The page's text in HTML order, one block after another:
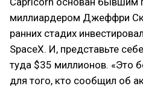
миллиардером Джеффри
ранних стадих
SpaceX. И, представьте
туда $35 миллионов. «Это
для того, кто сообщил об